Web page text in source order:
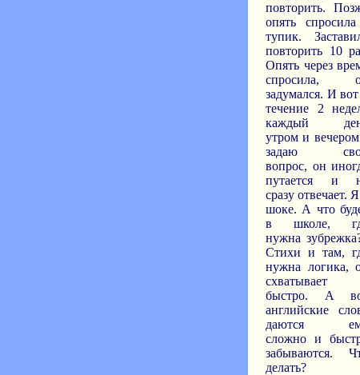
повторить.
опять
тупик.
повторить 10
Опять через
спросила,
задумался. И
течение 2
каждый
утром и
задаю
вопрос, он
путается и
сразу отвечает.
шоке. А что
в школе,
нужна
Стихи и там,
нужна логика,
схватывает
быстро. А
английские
даются
сложно и
забываются.
делать?